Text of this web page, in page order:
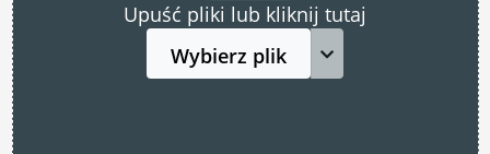
Upuść pliki lub kliknij tutaj
Wybierz plik